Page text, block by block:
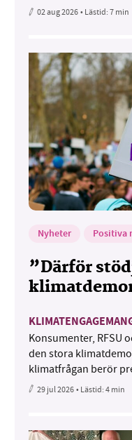
02 aug 2026• Lästid:7 min
Nyheter Positiva
”Därför
Konsumenter, RFSU
den stora
klimatfrågan berör
29 jul 2026• Lästid:4 min